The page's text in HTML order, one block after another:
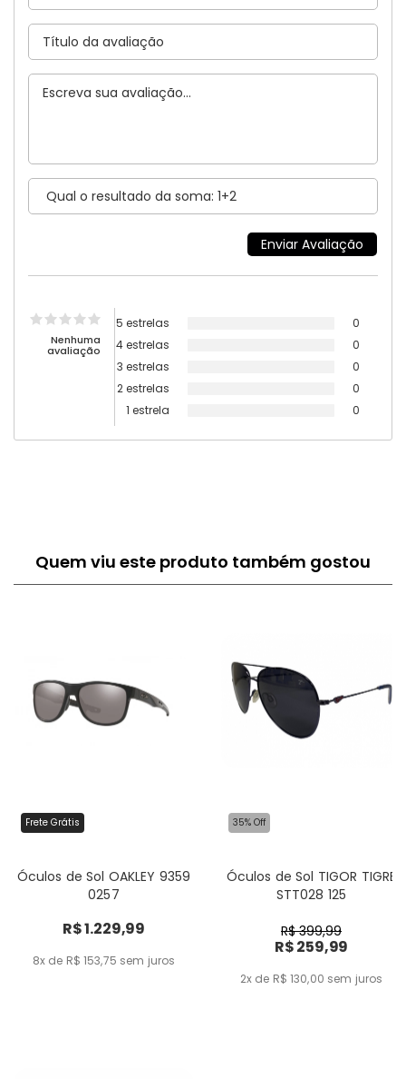
Nenhuma
avaliação
5 estrelas
0
4 estrelas
0
3 estrelas
0
2 estrelas
0
1 estrela
0
Quem viu este produto também gostou
Frete Grátis
Óculos de Sol OAKLEY 9359
0257
R$ 1.229,99
8x de R$ 153,75 sem juros
35% Off
Óculos de Sol TIGOR TIGRE
STT028 125
R$ 399,99
R$ 259,99
2x de R$ 130,00 sem juros